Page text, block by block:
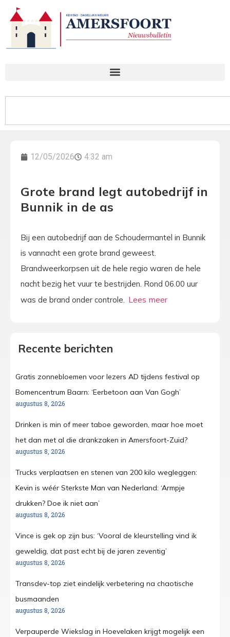
12/05/2026 4:32 am
Grote brand legt autobedrijf in
Bunnik in de as
Bij een autobedrijf aan de Schoudermantel in Bunnik
is vannacht een grote brand geweest.
Brandweerkorpsen uit de hele regio waren de hele
nacht bezig het vuur te bestrijden. Rond 06.00 uur
was de brand onder controle.
Recente berichten
Gratis zonnebloemen voor lezers AD tijdens festival op
Bomencentrum Baarn: ‘Eerbetoon aan Van Gogh’
augustus 8, 2026
Drinken is min of meer taboe geworden, maar hoe moet
het dan met al die drankzaken in Amersfoort-Zuid?
augustus 8, 2026
Trucks verplaatsen en stenen van 200 kilo wegleggen:
Kevin is wéér Sterkste Man van Nederland: ‘Armpje
drukken? Doe ik niet aan’
augustus 8, 2026
Vince is gek op zijn bus: ‘Vooral de kleurstelling vind ik
geweldig, dat past echt bij de jaren zeventig’
augustus 8, 2026
Transdev-top ziet eindelijk verbetering na chaotische
busmaanden
augustus 8, 2026
Verpauperde Wiekslag in Hoevelaken krijgt mogelijk een